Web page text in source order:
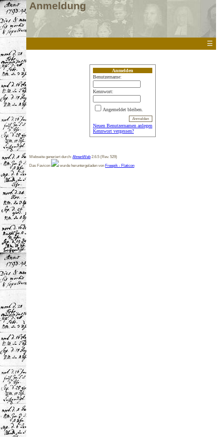
Anmeldung
☰
Anmelden
Benutzername:
Kennwort:
Angemeldet bleiben.
Neuen Benutzernamen anlegen
Kennwort vergessen?
Webseite generiert durch: AhnenWeb 2.6.5 (Rev. 529)
Das Favicon
wurde heruntergeladen von Freepik - Flaticon